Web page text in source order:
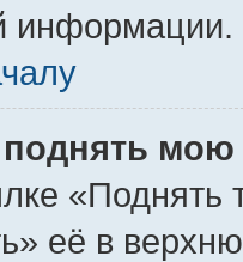
информации.
мою
«Поднять
её в